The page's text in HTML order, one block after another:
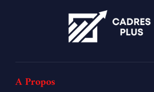
A Propos